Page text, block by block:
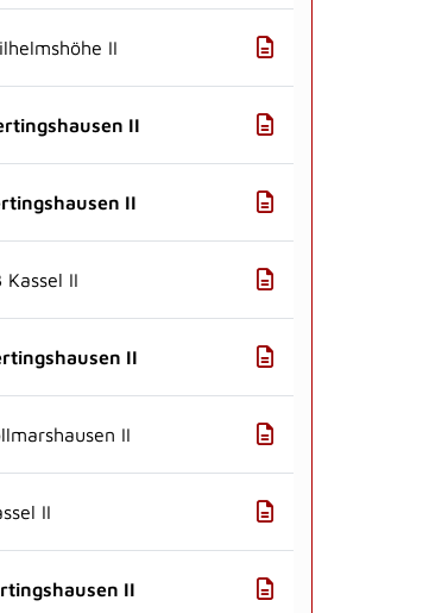
II
II
II
Kassel II
II
II
II
II